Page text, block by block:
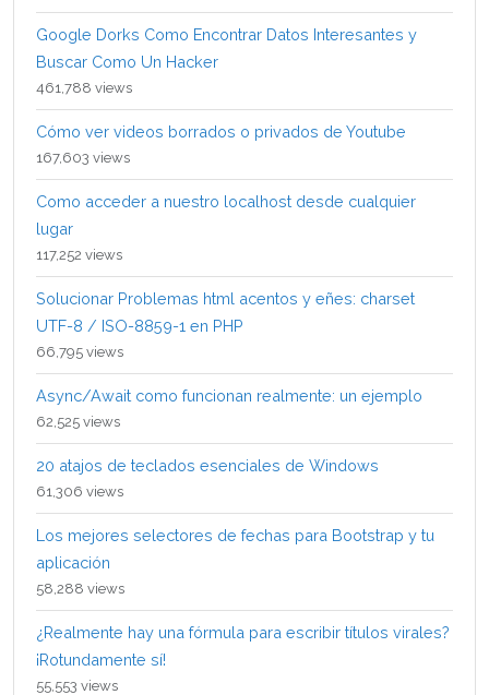
Google Dorks Como Encontrar Datos Interesantes y
Buscar Como Un Hacker
461,788 views
Cómo ver videos borrados o privados de Youtube
167,603 views
Como acceder a nuestro localhost desde cualquier
lugar
117,252 views
Solucionar Problemas html acentos y eñes: charset
UTF-8 / ISO-8859-1 en PHP
66,795 views
Async/Await como funcionan realmente: un ejemplo
62,525 views
20 atajos de teclados esenciales de Windows
61,306 views
Los mejores selectores de fechas para Bootstrap y tu
aplicación
58,288 views
¿Realmente hay una fórmula para escribir títulos virales?
¡Rotundamente sí!
55,553 views